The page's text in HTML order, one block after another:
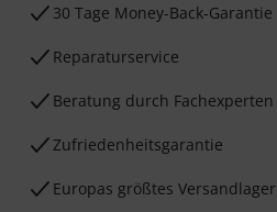
30 Tage Money-Back-Garantie
Reparaturservice
Beratung durch Fachexperten
Zufriedenheitsgarantie
Europas größtes Versandlager